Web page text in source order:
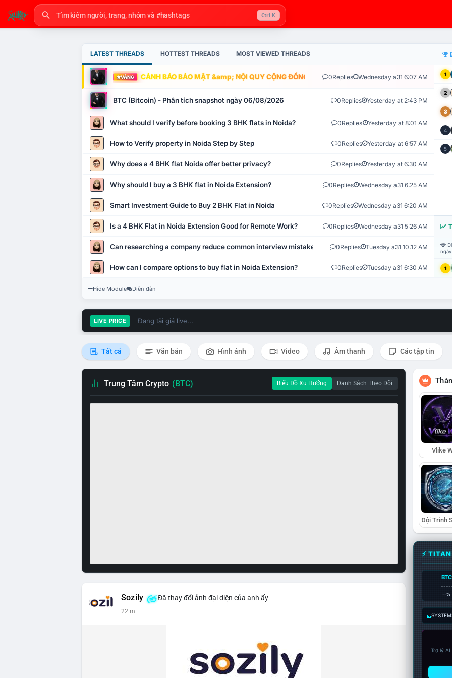
Ctrl K
LATEST THREADS HOTTEST THREADS MOST VIEWED THREADS
VÀNG CẢNH BÁO BẢO MẬT &amp; NỘI QUY CỘNG ĐỒNG VLIKE.VN: HỆ THỐNG GIÁM SÁT TỰ
0Replies Wednesday a31 6:07 AM
BTC (Bitcoin) - Phân tích snapshot ngày 06/08/2026 0Replies Yesterday at 2:43 PM
What should I verify before booking 3 BHK flats in Noida? 0Replies Yesterday at 8:01 AM
How to Verify property in Noida Step by Step 0Replies Yesterday at 6:57 AM
Why does a 4 BHK flat Noida offer better privacy? 0Replies Yesterday at 6:30 AM
Why should I buy a 3 BHK flat in Noida Extension? 0Replies Wednesday a31 6:25 AM
Smart Investment Guide to Buy 2 BHK Flat in Noida 0Replies Wednesday a31 6:20 AM
Is a 4 BHK Flat in Noida Extension Good for Remote Work? 0Replies Wednesday a31 5:26 AM
Can researching a company reduce common interview mistakes? 0Replies Tuesday a31 10:12 AM
How can I compare options to buy flat in Noida Extension? 0Replies Tuesday a31 6:30 AM
1
2
3
4
5
1
Hide Module Diễn đàn
LIVE PRICE Đang tải giá live...
Tất cả Văn bản Hình ảnh Video Âm thanh Các tập tin
Trung Tâm Crypto (BTC) Biểu Đồ Xu Hướng Danh Sách Theo Dõi
Sozily Đã thay đổi ảnh đại diện của anh ấy
22 m
Vlike
⚡
BTC
--%
Trợ lý